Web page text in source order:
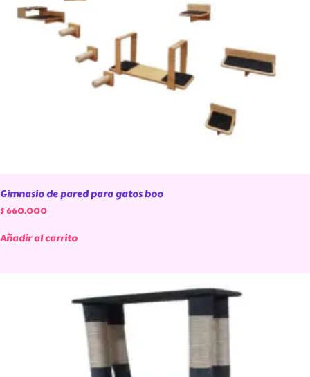
Gimnasio de pared para gatos boo
$660.000
Añadir al carrito